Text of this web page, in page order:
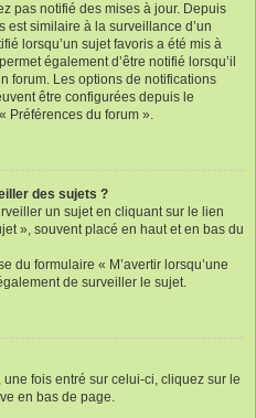
pas notifié des mises à jour. Depuis
est similaire à la surveillance d’un
lorsqu’un sujet favoris a été mis à
également d’être notifié lorsqu’il
forum. Les options de notifications
être configurées depuis le
Préférences du forum ».
des sujets ?
un sujet en cliquant sur le lien
», souvent placé en haut et en bas du
du formulaire « M’avertir lorsqu’une
de surveiller le sujet.
fois entré sur celui-ci, cliquez sur le
en bas de page.